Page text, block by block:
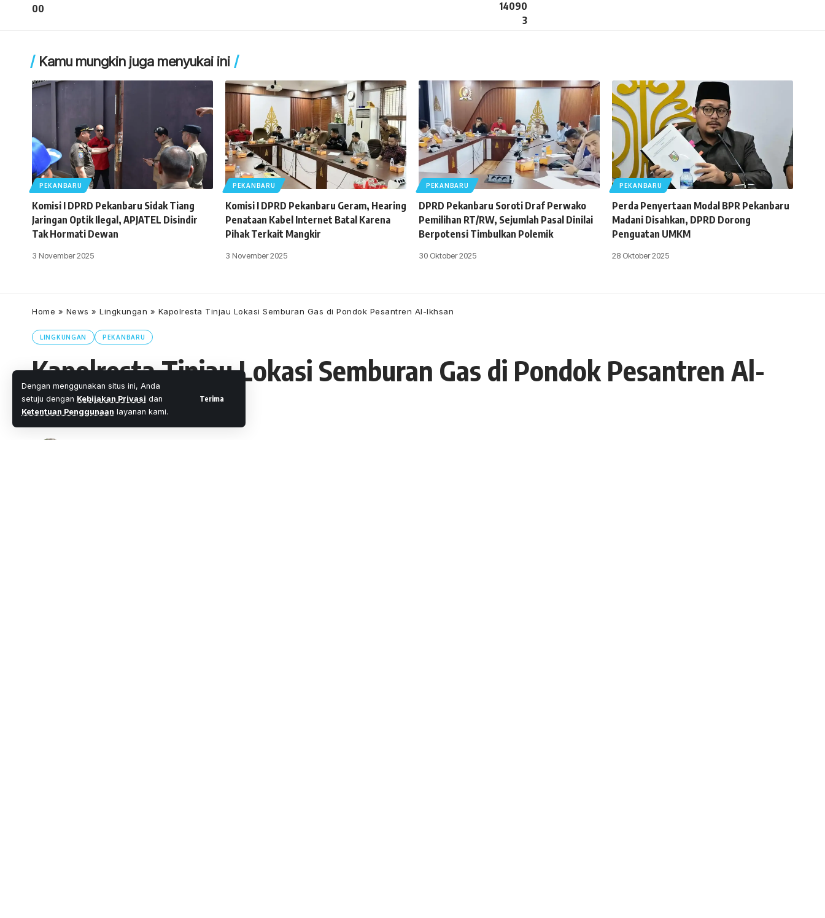
Dengan menggunakan situs ini, Anda
setuju dengan Kebijakan Privasi dan
Ketentuan Penggunaan layanan kami.
Terima
Kamu mungkin juga menyukai ini
PEKANBARU
Komisi I DPRD Pekanbaru Sidak Tiang
Jaringan Optik Ilegal, APJATEL Disindir
Tak Hormati Dewan
3 November 2025
PEKANBARU
Komisi I DPRD Pekanbaru Geram, Hearing
Penataan Kabel Internet Batal Karena
Pihak Terkait Mangkir
3 November 2025
PEKANBARU
DPRD Pekanbaru Soroti Draf Perwako
Pemilihan RT/RW, Sejumlah Pasal Dinilai
Berpotensi Timbulkan Polemik
30 Oktober 2025
PEKANBARU
Perda Penyertaan Modal BPR Pekanbaru
Madani Disahkan, DPRD Dorong
Penguatan UMKM
28 Oktober 2025
Home » News » Lingkungan » Kapolresta Tinjau Lokasi Semburan Gas di Pondok Pesantren Al-Ikhsan
LINGKUNGAN PEKANBARU
Kapolresta Tinjau Lokasi Semburan Gas di Pondok Pesantren Al-
Ikhsan